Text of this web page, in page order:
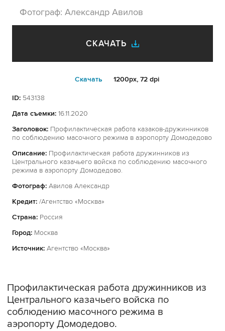
Фотограф: Александр Авилов
СКАЧАТЬ
Cкачать 1200px, 72 dpi
ID: 543138
Дата съемки: 16.11.2020
Заголовок: Профилактическая работа казаков-дружинников
по соблюдению масочного режима в аэропорту Домодедово
Описание: Профилактическая работа дружинников из
Центрального казачьего войска по соблюдению масочного
режима в аэропорту Домодедово.
Фотограф: Авилов Александр
Кредит: /Агентство «Москва»
Страна: Россия
Город: Москва
Источник: Агентство «Москва»
Профилактическая работа дружинников из
Центрального казачьего войска по
соблюдению масочного режима в
аэропорту Домодедово.